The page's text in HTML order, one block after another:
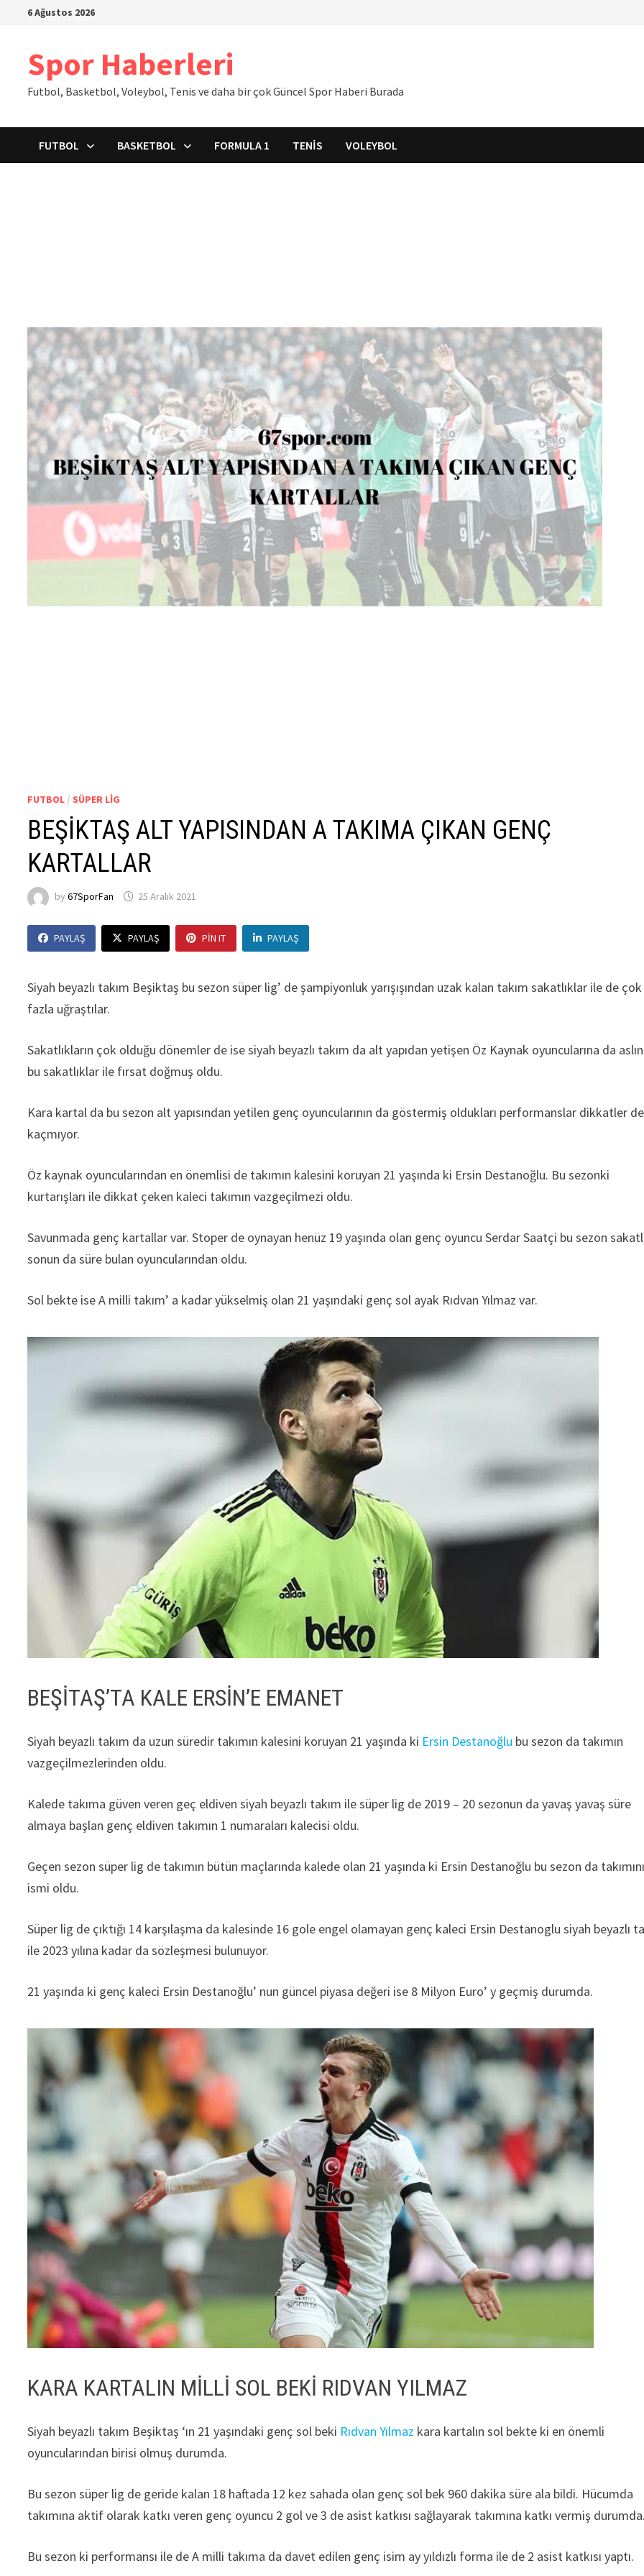
İçeriğe6 Ağustos 2026
Spor Haberleri
Futbol, Basketbol, Voleybol, Tenis ve daha bir çok Güncel Spor Haberi Burada
FUTBOL BASKETBOL FORMULA 1 TENIS VOLEYBOL
FUTBOL / SÜPER LIG
BEŞİKTAŞ ALT YAPISINDAN A TAKIMA ÇIKAN GENÇ
KARTALLAR
by67SporFan 25 Aralık 2021
PAYLAŞ PAYLAŞ PIN IT PAYLAŞ
Siyah beyazlı takım Beşiktaş bu sezon süper lig’ de şampiyonluk yarışışından uzak kalan takım sakatlıklar ile de çok
fazla uğraştılar.
Sakatlıkların çok olduğu dönemler de ise siyah beyazlı takım da alt yapıdan yetişen Öz Kaynak oyuncularına da
bu sakatlıklar ile fırsat doğmuş oldu.
Kara kartal da bu sezon alt yapısından yetilen genç oyuncularının da göstermiş oldukları performanslar dikkatler
kaçmıyor.
Öz kaynak oyuncularından en önemlisi de takımın kalesini koruyan 21 yaşında ki Ersin Destanoğlu. Bu sezonki
kurtarışları ile dikkat çeken kaleci takımın vazgeçilmezi oldu.
Savunmada genç kartallar var. Stoper de oynayan henüz 19 yaşında olan genç oyuncu Serdar Saatçi bu sezon
sonun da süre bulan oyuncularından oldu.
Sol bekte ise A milli takım’ a kadar yükselmiş olan 21 yaşındaki genç sol ayak Rıdvan Yılmaz var.
BEŞİTAŞ’TA KALE ERSİN’E EMANET
Siyah beyazlı takım da uzun süredir takımın kalesini koruyan 21 yaşında ki Ersin Destanoğlu bu sezon da takımın
vazgeçilmezlerinden oldu.
Kalede takıma güven veren geç eldiven siyah beyazlı takım ile süper lig de 2019 – 20 sezonun da yavaş yavaş süre
almaya başlan genç eldiven takımın 1 numaraları kalecisi oldu.
Geçen sezon süper lig de takımın bütün maçlarında kalede olan 21 yaşında ki Ersin Destanoğlu bu sezon da
ismi oldu.
Süper lig de çıktığı 14 karşılaşma da kalesinde 16 gole engel olamayan genç kaleci Ersin Destanoglu siyah beyazlı
ile 2023 yılına kadar da sözleşmesi bulunuyor.
21 yaşında ki genç kaleci Ersin Destanoğlu’ nun güncel piyasa değeri ise 8 Milyon Euro’ y geçmiş durumda.
KARA KARTALIN MİLLİ SOL BEKİ RIDVAN YILMAZ
Siyah beyazlı takım Beşiktaş ‘ın 21 yaşındaki genç sol beki Rıdvan Yılmaz kara kartalın sol bekte ki en önemli
oyuncularından birisi olmuş durumda.
Bu sezon süper lig de geride kalan 18 haftada 12 kez sahada olan genç sol bek 960 dakika süre ala bildi. Hücumda
takımına aktif olarak katkı veren genç oyuncu 2 gol ve 3 de asist katkısı sağlayarak takımına katkı vermiş durumda.
Bu sezon ki performansı ile de A milli takıma da davet edilen genç isim ay yıldızlı forma ile de 2 asist katkısı yaptı.